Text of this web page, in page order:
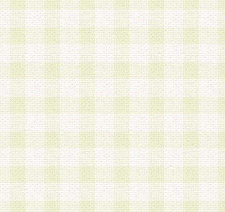
a.既に登録されている会員と同一のメールアドレ
録する場合
b.本サービスと同様のサービスを提供している企
業に従事していると思われる本人またはその家族
場合
c.その他当社が不適切と判断する場合
2.当社は、会員登録希望者を会員として承認する
した 場合、会員登録希望者による会員登録手続
による承認後の場合であっても、会員登録の取り
の抹消を、当社が適切と判 断する方法・手段に
とができるものとします。
3.会員登録希望者が18歳未満、成年被後見人、被
人 である場合は、親権者などの法定代理人の同
録を行うものとします。なお、義務教育学齢に該
者については、登録時に 当社が別途定める方法